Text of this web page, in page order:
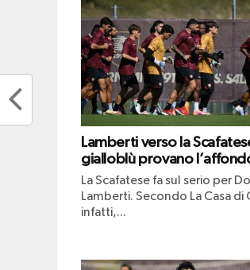
Lamberti verso la
gialloblù provano
La Scafatese fa sul serio per
Lamberti. Secondo La Casa di
infatti,...